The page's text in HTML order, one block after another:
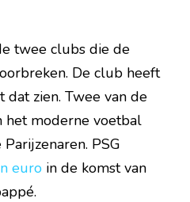
twee clubs die de
De club heeft
dat zien. Twee van de
het moderne voetbal
euro in de komst van